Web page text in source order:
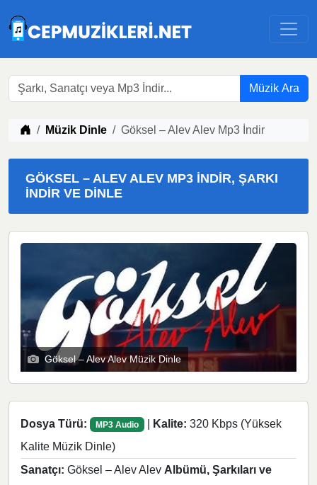
Müzik Ara
Müzik indir
Müzik Dinle Göksel – Alev Alev Mp3 İndir
GÖKSEL – ALEV ALEV MP3 İNDIR, ŞARKI
İNDIR VE DINLE
Göksel – Alev Alev Müzik Dinle
Dosya Türü: MP3 Audio | Kalite: 320 Kbps (Yüksek
Kalite Müzik Dinle)
Sanatçı: Göksel – Alev Alev Albümü, Şarkıları ve